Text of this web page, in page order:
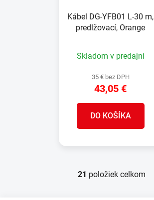
Kábel DG-YFB01 L-30 m,
predlžovací, Orange
Skladom v predajni
35 € bez DPH
43,05 €
DO KOŠÍKA
O
21 položiek celkom